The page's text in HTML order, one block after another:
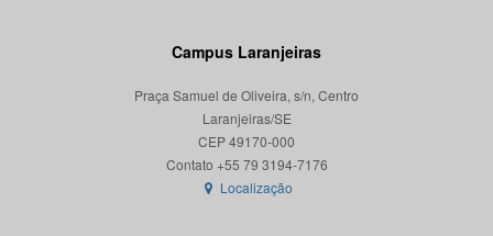
Campus Laranjeiras
Praça Samuel de Oliveira, s/n, Centro
Laranjeiras/SE
CEP 49170-000
Localização